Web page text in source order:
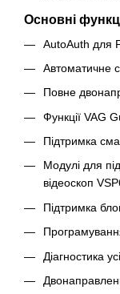
Основні
AutoAuth для
Автоматичне
Повне
Функції VAG
Підтримка
Модулі для
відеоскоп
Підтримка
Діагностика